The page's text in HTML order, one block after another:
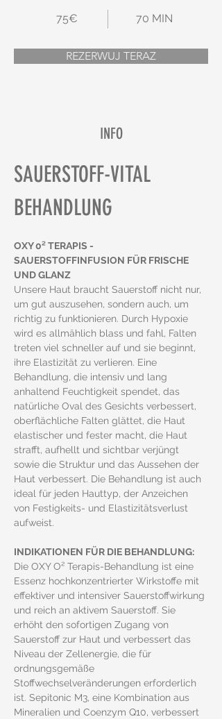
75€ 70 MIN
REZERWUJ TERAZ
INFO
SAUERSTOFF-VITAL
BEHANDLUNG
OXY 0² TERAPIS -
SAUERSTOFFINFUSION FÜR FRISCHE
UND GLANZ
Unsere Haut braucht Sauerstoff nicht nur,
um gut auszusehen, sondern auch, um
richtig zu funktionieren. Durch Hypoxie
wird es allmählich blass und fahl, Falten
treten viel schneller auf und sie beginnt,
ihre Elastizität zu verlieren. Eine
Behandlung, die intensiv und lang
anhaltend Feuchtigkeit spendet, das
natürliche Oval des Gesichts verbessert,
oberflächliche Falten glättet, die Haut
elastischer und fester macht, die Haut
strafft, aufhellt und sichtbar verjüngt
sowie die Struktur und das Aussehen der
Haut verbessert. Die Behandlung ist auch
ideal für jeden Hauttyp, der Anzeichen
von Festigkeits- und Elastizitätsverlust
aufweist.
INDIKATIONEN FÜR DIE BEHANDLUNG:
Die OXY O² Terapis-Behandlung ist eine
Essenz hochkonzentrierter Wirkstoffe mit
effektiver und intensiver Sauerstoffwirkung
und reich an aktivem Sauerstoff. Sie
erhöht den sofortigen Zugang von
Sauerstoff zur Haut und verbessert das
Niveau der Zellenergie, die für
ordnungsgemäße
Stoffwechselveränderungen erforderlich
ist. Sepitonic M3, eine Kombination aus
Mineralien und Coenzym Q10, verbessert